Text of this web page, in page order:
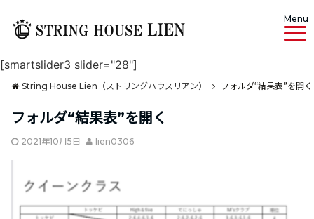
Menu
[smartslider3 slider="28"]
String House Lien（ストリングハウスリアン） フォルダ“結果表”を開く
フォルダ“結果表”を開く
2021年10月5日 lien0306